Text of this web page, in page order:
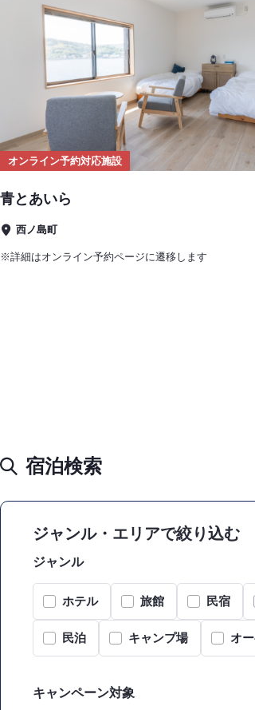
オンライン予約対応施設
青とあいら
西ノ島町
※詳細はオンライン予約ページに遷移します
宿泊検索
ジャンル・エリアで絞り込む
ジャンル
ホテル 旅館 民宿
民泊 キャンプ場 オ
キャンペーン対象